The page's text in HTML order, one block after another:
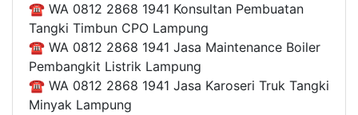
☎ WA 0812 2868 1941 Konsultan Pembuatan
Tangki Timbun CPO Lampung
☎ WA 0812 2868 1941 Jasa Maintenance Boiler
Pembangkit Listrik Lampung
☎ WA 0812 2868 1941 Jasa Karoseri Truk Tangki
Minyak Lampung